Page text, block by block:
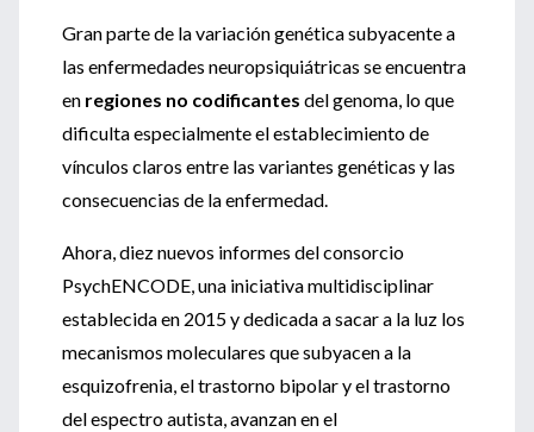
Gran parte de la variación genética subyacente a
las enfermedades neuropsiquiátricas se encuentra
en regiones no codificantes del genoma, lo que
dificulta especialmente el establecimiento de
vínculos claros entre las variantes genéticas y las
consecuencias de la enfermedad.
Ahora, diez nuevos informes del consorcio
PsychENCODE, una iniciativa multidisciplinar
establecida en 2015 y dedicada a sacar a la luz los
mecanismos moleculares que subyacen a la
esquizofrenia, el trastorno bipolar y el trastorno
del espectro autista, avanzan en el